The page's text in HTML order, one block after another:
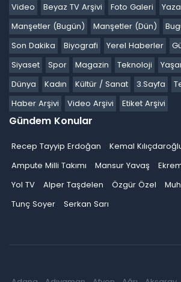
Video Beyaz TV Arşivi Foto Galeri
Manşetler (Bugün)
Manşetler (Dün)
Son Dakika
Biyografi Yerel Haberler
Siyaset
Spor Magazin Teknoloji
Dünya
Kadın Kültür / Sanat 3.Sayfa
Haber Arşivi
Video Arşivi Etiket Arşivi
Gündem Konular
Recep Tayyip Erdoğan Kemal
Ampute Milli Takımı
Mansur Yavaş
Yol TV
Alper Taşdelen Özgür Özel
Tunç Soyer
Serkan Sarı